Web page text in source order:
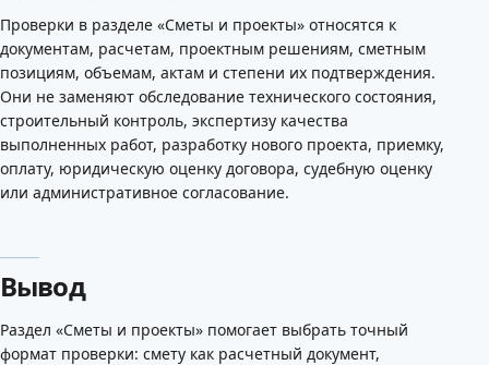
Проверки в разделе «Сметы и проекты» относятся к
документам, расчетам, проектным решениям, сметным
позициям, объемам, актам и степени их подтверждения.
Они не заменяют обследование технического состояния,
строительный контроль, экспертизу качества
выполненных работ, разработку нового проекта, приемку,
оплату, юридическую оценку договора, судебную оценку
или административное согласование.
Вывод
Раздел «Сметы и проекты» помогает выбрать точный
формат проверки: смету как расчетный документ,